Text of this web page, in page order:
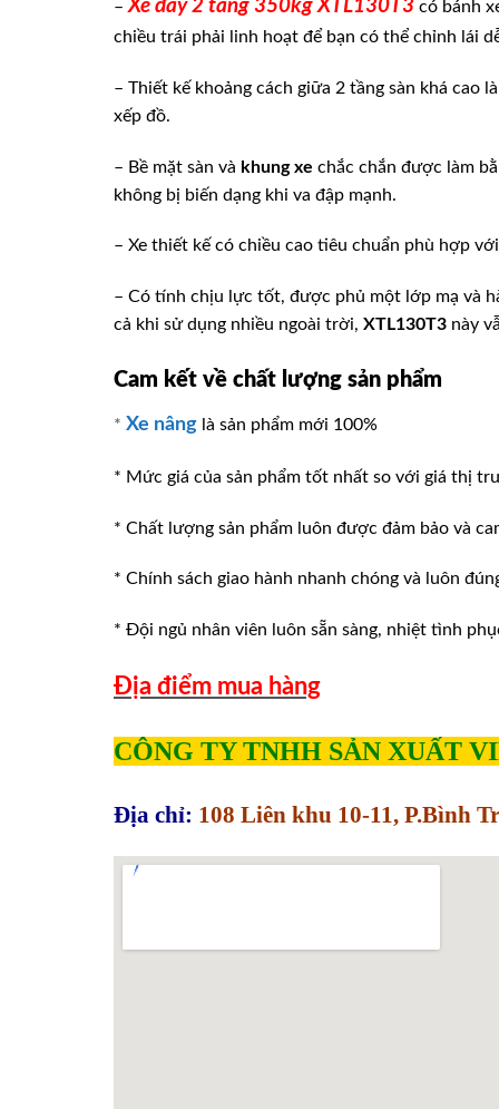
– Xe đẩy 2 tầng 350kg XTL130T3 có bánh
chiều trái phải linh hoạt để bạn có thể chỉnh lái
– Thiết kế khoảng cách giữa 2 tầng sàn khá cao
xếp đồ.
– Bề mặt sàn và khung xe chắc chắn được làm
không bị biến dạng khi va đập mạnh.
– Xe thiết kế có chiều cao tiêu chuẩn phù hợp
– Có tính chịu lực tốt, được phủ một lớp mạ và
cả khi sử dụng nhiều ngoài trời, XTL130T3 này
Cam kết về chất lượng sản phẩm
* Xe nâng là sản phẩm mới 100%
* Mức giá của sản phẩm tốt nhất so với giá thị
* Chất lượng sản phẩm luôn được đảm bảo và
* Chính sách giao hành nhanh chóng và luôn
* Đội ngủ nhân viên luôn sẵn sàng, nhiệt tình
Địa điểm mua hàng
CÔNG TY TNHH SẢN XUẤT
Địa chỉ: 108 Liên khu 10-11, P.Bình